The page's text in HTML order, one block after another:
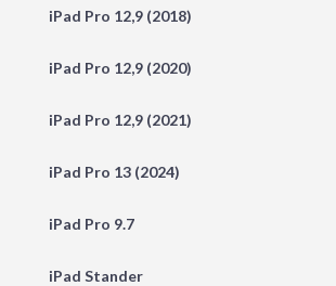
iPad Pro 12,9 (2018)
iPad Pro 12,9 (2020)
iPad Pro 12,9 (2021)
iPad Pro 13 (2024)
iPad Pro 9.7
iPad Stander